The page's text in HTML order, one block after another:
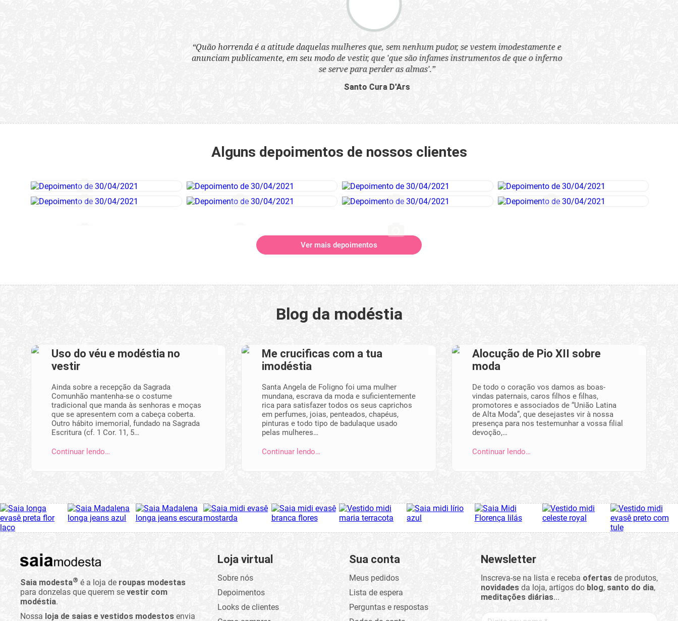
“Quão horrenda é a atitude daquelas mulheres que, sem nenhum pudor, se vestem imodestamente e
anunciam publicamente, em seu modo de vestir, que 'que são infames instrumentos de que o inferno
se serve para perder as almas'.”
Santo Cura D'Ars
Alguns depoimentos de nossos clientes
Ver mais depoimentos
Blog da modéstia
Uso do véu e modéstia no
vestir
Ainda sobre a recepção da Sagrada
Comunhão mantenha-se o costume
tradicional que manda às senhoras e moças
que se apresentem com a cabeça coberta.
Outro hábito imemorial, fundado na Sagrada
Escritura (cf. 1 Cor. 11, 5…
Continuar lendo…
Me crucificas com a tua
imodéstia
Santa Angela de Foligno foi uma mulher
mundana, escrava da moda e suficientemente
rica para satisfazer todos os seus caprichos
em perfumes, joias, penteados, chapéus,
pinturas e todo tipo de badulaque usado
pelas mulheres…
Continuar lendo…
Alocução de Pio XII sobre
moda
De todo o coração vos damos as boas-
vindas paternais, caros filhos e filhas,
promotores e associados de “União Latina
de Alta Moda”, que desejastes vir à nossa
presença para nos testemunhar a vossa filial
devoção,…
Continuar lendo…
Saia modesta® é a loja de roupas modestas
para donzelas que querem se vestir com
modéstia.
Nossa loja de saias e vestidos modestos envia
Loja virtual
Sobre nós
Depoimentos
Looks de clientes
Sua conta
Meus pedidos
Lista de espera
Perguntas e respostas
Newsletter
Inscreva-se na lista e receba ofertasde produtos,
novidadesda loja, artigos do blog, santo do dia,
meditações diárias...